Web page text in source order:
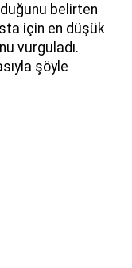
belirten
için en düşük
vurguladı.
şöyle